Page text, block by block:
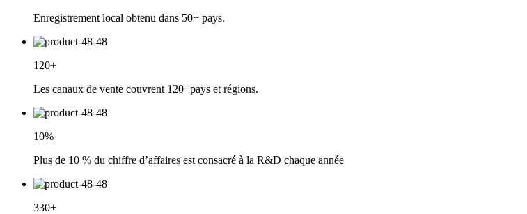
Enregistrement local obtenu dans 50+ pays.
120+
Les canaux de vente couvrent 120+pays et régions.
10%
Plus de 10 % du chiffre d’affaires est consacré à la R&D chaque année
330+